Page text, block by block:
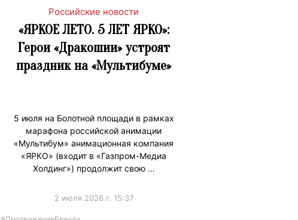
Российские новости
«ЯРКОЕ ЛЕТО. 5 ЛЕТ ЯРКО»:
Герои «Дракошии» устроят
праздник на «Мультибуме»
5 июля на Болотной площади в рамках
марафона российской анимации
«Мультибум» анимационная компания
«ЯРКО» (входит в «Газпром-Медиа
Холдинг») продолжит свою …
2 июля 2026 г. 15:37